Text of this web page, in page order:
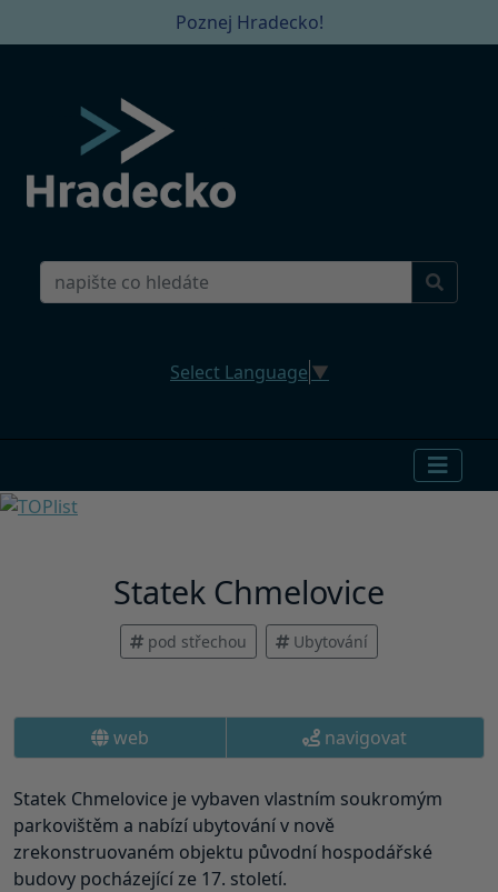
Poznej Hradecko!
Select Language ▼
Statek Chmelovice
pod střechou Ubytování
web navigovat
Statek Chmelovice je vybaven vlastním soukromým
parkovištěm a nabízí ubytování v nově
zrekonstruovaném objektu původní hospodářské
budovy pocházející ze 17. století.